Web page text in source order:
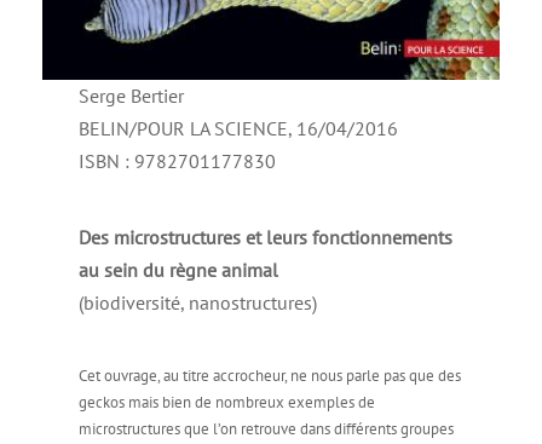
Serge Bertier
BELIN/POUR LA SCIENCE, 16/04/2016
ISBN : 9782701177830
Des microstructures et leurs fonctionnements
au sein du règne animal
(biodiversité, nanostructures)
Cet ouvrage, au titre accrocheur, ne nous parle pas que des
geckos mais bien de nombreux exemples de
microstructures que l’on retrouve dans différents groupes